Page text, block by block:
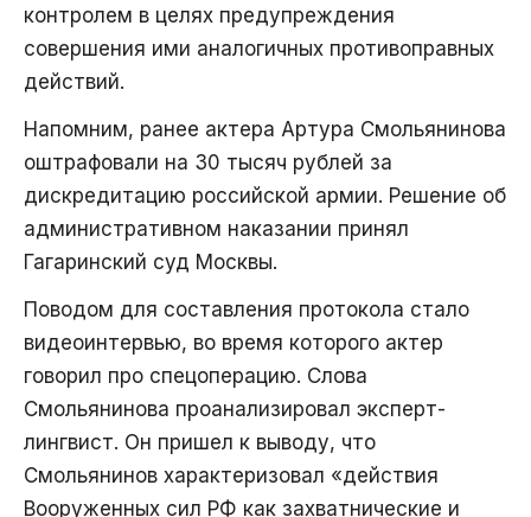
контролем в целях предупреждения
совершения ими аналогичных противоправных
действий.
Напомним, ранее актера Артура Смольянинова
оштрафовали на 30 тысяч рублей за
дискредитацию российской армии. Решение об
административном наказании принял
Гагаринский суд Москвы.
Поводом для составления протокола стало
видеоинтервью, во время которого актер
говорил про спецоперацию. Слова
Смольянинова проанализировал эксперт-
лингвист. Он пришел к выводу, что
Смольянинов характеризовал «действия
Вооруженных сил РФ как захватнические и